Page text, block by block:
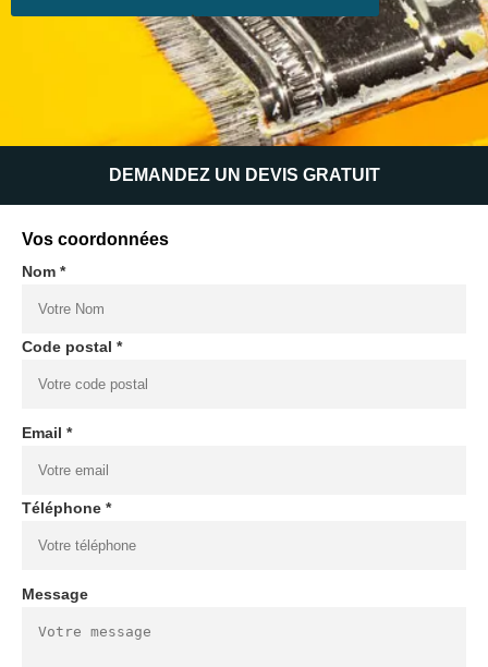
DEMANDEZ UN DEVIS GRATUIT
Vos coordonnées
Nom *
Code postal *
Email *
Téléphone *
Message